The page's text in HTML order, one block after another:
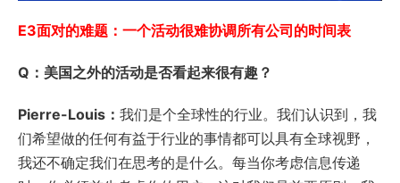
E3面对的难题：一个活动很难协调所有公司的时间表
Q：美国之外的活动是否看起来很有趣？
Pierre-Louis： 我们是个全球性的行业。我们认识到，我
们希望做的任何有益于行业的事情都可以具有全球视野，
我还不确定我们在思考的是什么。每当你考虑信息传递